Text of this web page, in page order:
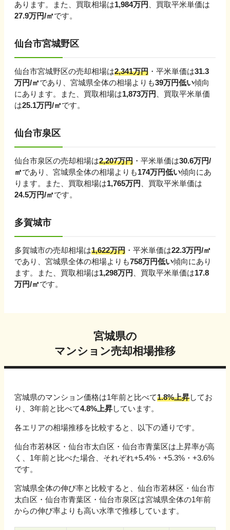
あります。 また、買取相場は1,984万円 、買取平米単価は
27.9万円/㎡です。
仙台市宮城野区
仙台市宮城野区の売却相場は2,341万円 ・平米単価は31.3
万円/㎡であり、 宮城県全体の相場よりも39万円低い傾向
にあります。
また、買取相場は1,873万円 、買取平米単価
は25.1万円/㎡です。
仙台市泉区
仙台市泉区の売却相場は2,207万円 ・平米単価は30.6万円/
㎡であり、 宮城県全体の相場よりも174万円低い傾向にあ
ります。
また、買取相場は1,765万円 、買取平米単価は
24.5万円/㎡です。
多賀城市
多賀城市の売却相場は1,622万円 ・平米単価は22.3万円/㎡
であり、 宮城県全体の相場よりも758万円低い傾向にあり
ます。
また、買取相場は1,298万円 、買取平米単価は17.8
万円/㎡です。
宮城県の
マンション売却相場推移
宮城県のマンション価格は1年前と比べて1.8%上昇してお
り、3年前と比べて4.8%上昇しています。
各エリアの相場推移を比較すると、以下の通りです。
仙台市若林区・仙台市太白区・仙台市青葉区は上昇率が高
く、1年前と比べた場合、 それぞれ+5.4%・+5.3%・+3.6%
です。
宮城県全体の伸び率と比較すると、 仙台市若林区・仙台市
太白区・仙台市青葉区・仙台市泉区は宮城県全体の1年前
からの伸び率よりも高い水準で推移しています。